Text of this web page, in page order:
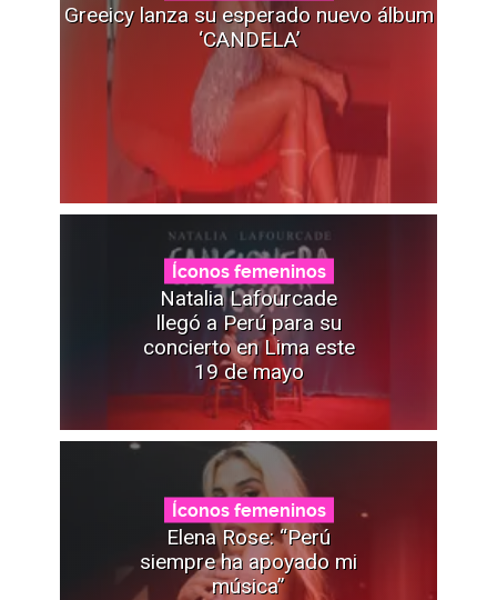
Greeicy lanza su esperado nuevo álbum
‘CANDELA’
Íconos femeninos
Natalia Lafourcade
llegó a Perú para su
concierto en Lima este
19 de mayo
Íconos femeninos
Elena Rose: “Perú
siempre ha apoyado mi
música”